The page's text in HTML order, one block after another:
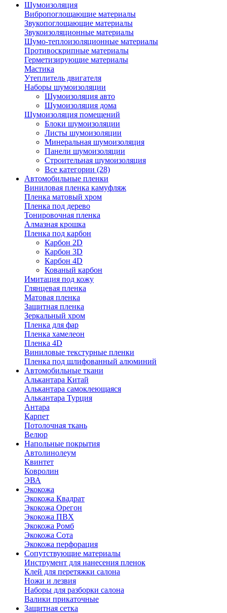
Шумоизоляция
Вибропоглощающие материалы
Звукопоглощающие материалы
Звукоизоляционные материалы
Шумо-теплоизоляционные материалы
Противоскрипные материалы
Герметизирующие материалы
Мастика
Утеплитель двигателя
Наборы шумоизоляции
Шумоизоляция авто
Шумоизоляция дома
Шумоизоляция помещений
Блоки шумоизоляции
Листы шумоизоляции
Минеральная шумоизоляция
Панели шумоизоляции
Строительная шумоизоляция
Все категории (28)
Автомобильные пленки
Виниловая пленка камуфляж
Пленка матовый хром
Пленка под дерево
Тонировочная пленка
Алмазная крошка
Пленка под карбон
Карбон 2D
Карбон 3D
Карбон 4D
Кованый карбон
Имитация под кожу
Глянцевая пленка
Матовая пленка
Защитная пленка
Зеркальный хром
Пленка для фар
Пленка хамелеон
Пленка 4D
Виниловые текстурные пленки
Пленка под шлифованный алюминий
Автомобильные ткани
Алькантара Китай
Алькантара самоклеющаяся
Алькантара Турция
Антара
Карпет
Потолочная ткань
Велюр
Напольные покрытия
Автолинолеум
Квинтет
Ковролин
ЭВА
Экокожа
Экокожа Квадрат
Экокожа Орегон
Экокожа ПВХ
Экокожа Ромб
Экокожа Сота
Экокожа перфорация
Сопутствующие материалы
Инструмент для нанесения пленок
Клей для перетяжки салона
Ножи и лезвия
Наборы для разборки салона
Валики прикаточные
Защитная сетка